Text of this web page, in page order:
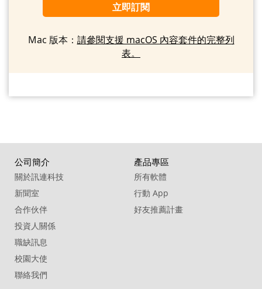
立即訂閱
Mac 版本： 請參閱支援 macOS 內容套件的完整列
表。
公司簡介
關於訊連科技
新聞室
合作伙伴
投資人關係
職缺訊息
校園大使
聯絡我們
產品專區
所有軟體
行動 App
好友推薦計畫